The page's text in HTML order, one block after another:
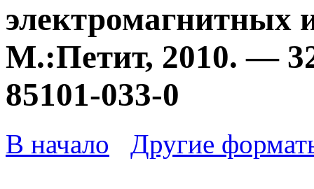
электромагнитных
М.:Петит, 2010. —
85101-033-0
В начало Другие